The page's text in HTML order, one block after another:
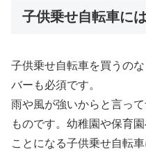
子供乗せ自転車に
子供乗せ自転車を買うの
バーも必須です。
雨や風が強いからと言っ
ものです。幼稚園や保育
ことになる子供乗せ自転